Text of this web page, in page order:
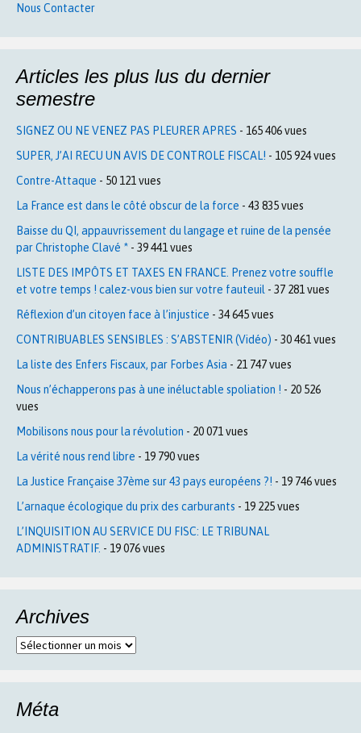
Nous Contacter
Articles les plus lus du dernier
semestre
SIGNEZ OU NE VENEZ PAS PLEURER APRES - 165 406 vues
SUPER, J’AI RECU UN AVIS DE CONTROLE FISCAL! - 105 924 vues
Contre-Attaque - 50 121 vues
La France est dans le côté obscur de la force - 43 835 vues
Baisse du QI, appauvrissement du langage et ruine de la pensée
par Christophe Clavé * - 39 441 vues
LISTE DES IMPÔTS ET TAXES EN FRANCE. Prenez votre souffle
et votre temps ! calez-vous bien sur votre fauteuil - 37 281 vues
Réflexion d’un citoyen face à l’injustice - 34 645 vues
CONTRIBUABLES SENSIBLES : S’ABSTENIR (Vidéo) - 30 461 vues
La liste des Enfers Fiscaux, par Forbes Asia - 21 747 vues
Nous n’échapperons pas à une inéluctable spoliation ! - 20 526
vues
Mobilisons nous pour la révolution - 20 071 vues
La vérité nous rend libre - 19 790 vues
La Justice Française 37ème sur 43 pays européens ?! - 19 746 vues
L’arnaque écologique du prix des carburants - 19 225 vues
L’INQUISITION AU SERVICE DU FISC: LE TRIBUNAL
ADMINISTRATIF. - 19 076 vues
Archives
Archives
Méta